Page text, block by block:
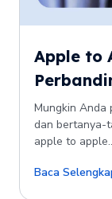
Apple to
Mungkin Anda
dan bertanya-
apple to
Baca